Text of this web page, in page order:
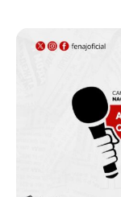
Assinada nova